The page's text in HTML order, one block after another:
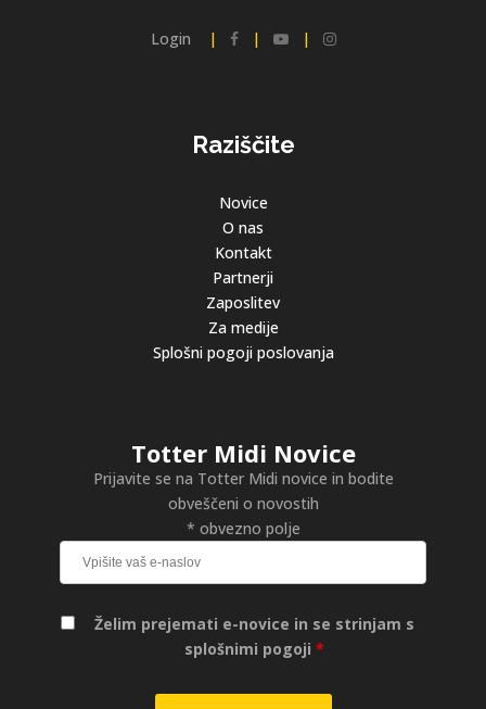
Login | | |
Raziščite
Novice
O nas
Kontakt
Partnerji
Zaposlitev
Za medije
Splošni pogoji poslovanja
Totter Midi Novice
Prijavite se na Totter Midi novice in bodite
obveščeni o novostih
* obvezno polje
Želim prejemati e-novice in se strinjam s
splošnimi pogoji*